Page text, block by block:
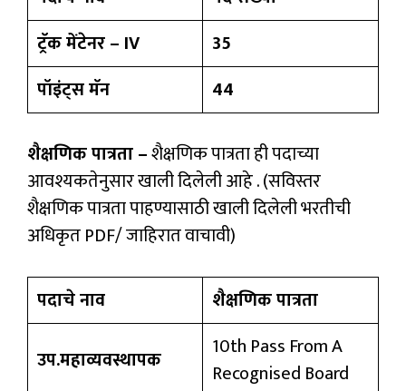
ट्रॅक मेंटेनर – IV
35
पॉइंट्स मॅन
44
शैक्षणिक पात्रता –शैक्षणिक पात्रता ही पदाच्या
आवश्यकतेनुसार खाली दिलेली आहे . (सविस्तर
शैक्षणिक पात्रता पाहण्यासाठी खाली दिलेली भरतीची
अधिकृत PDF/ जाहिरात वाचावी)
पदाचे नाव
शैक्षणिक पात्रता
उप.महाव्यवस्थापक
10th Pass From A
Recognised Board